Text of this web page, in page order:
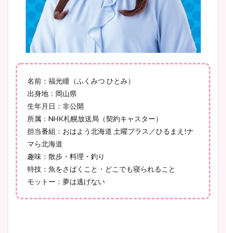
豊島実季アナのカップ画像ま
とめ！美脚や水着姿に年齢も
調査！
宇賀神メグアナのニット画像
まとめ！足も美脚でカップも
凄い！
池谷実悠アナのメガネ画像が
かわいい！カップや水着姿も
名前：福光瞳（ふくみつ ひとみ）
出身地：岡山県
生年月日：非公開
所属：NHK札幌放送局（契約キャスター）
担当番組：おはよう北海道 土曜プラス／ひるまえ!ナ
マら北海道
趣味：散歩・料理・釣り
特技：魚をさばくこと・どこでも寝られること
モットー：夢は逃げない